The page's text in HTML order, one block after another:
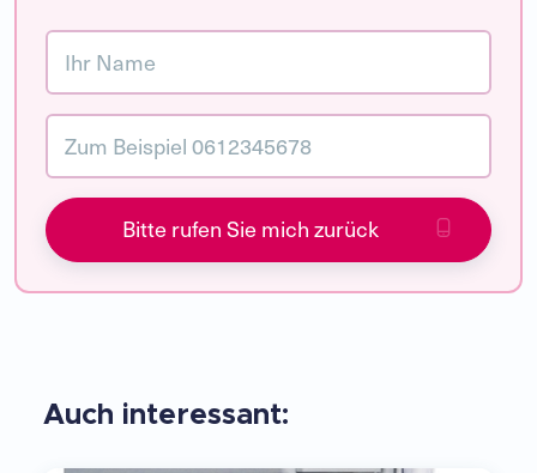
Bitte rufen Sie mich zurück
Auch interessant: